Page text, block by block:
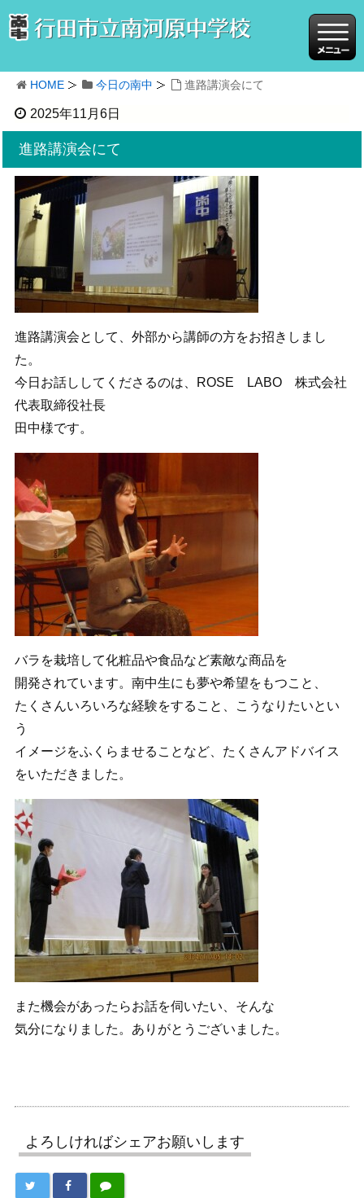
HOME 今日の南中 進路講演会にて
2025年11月6日
進路講演会にて
進路講演会として、外部から講師の方をお招きしまし
た。
今日お話ししてくださるのは、ROSE LABO 株式会社
代表取締役社長
田中様です。
バラを栽培して化粧品や食品など素敵な商品を
開発されています。南中生にも夢や希望をもつこと、
たくさんいろいろな経験をすること、こうなりたいとい
う
イメージをふくらませることなど、たくさんアドバイス
をいただきました。
また機会があったらお話を伺いたい、そんな
気分になりました。ありがとうございました。
よろしければシェアお願いします